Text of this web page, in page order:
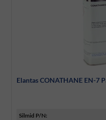
Elantas CONATHANE EN-7
Silmid P/N: